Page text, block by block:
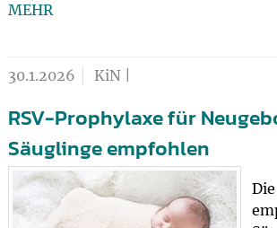
MEHR
30.1.2026 KiN |
RSV-Prophylaxe für
Säuglinge empfohlen